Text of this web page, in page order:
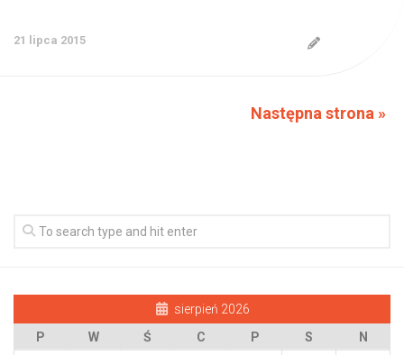
21 lipca 2015
Następna strona »
sierpień 2026
P
W Ś C P S
N